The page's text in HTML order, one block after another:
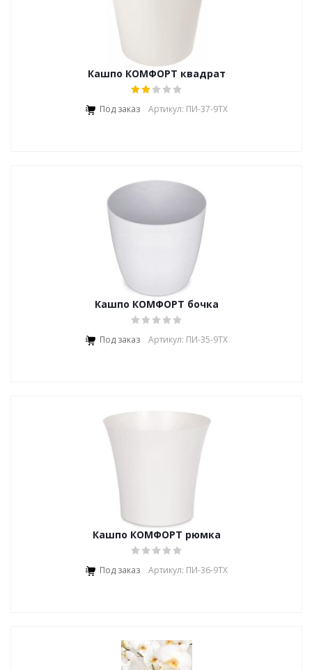
Кашпо КОМФОРТ квадрат
Под заказ Артикул: ПИ-37-9ТХ
Кашпо КОМФОРТ бочка
Под заказ Артикул: ПИ-35-9ТХ
Кашпо КОМФОРТ рюмка
Под заказ Артикул: ПИ-36-9ТХ